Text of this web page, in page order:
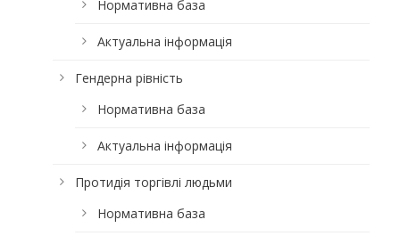
Нормативна база
Актуальна інформація
Гендерна рівність
Нормативна база
Актуальна інформація
Протидія торгівлі людьми
Нормативна база